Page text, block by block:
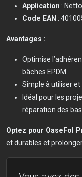
Application :
Code EAN :
Avantages :
Optimise
bâches EPDM.
Simple à utiliser
Idéal pour les
réparation des
Optez pour OaseFol
et durables et